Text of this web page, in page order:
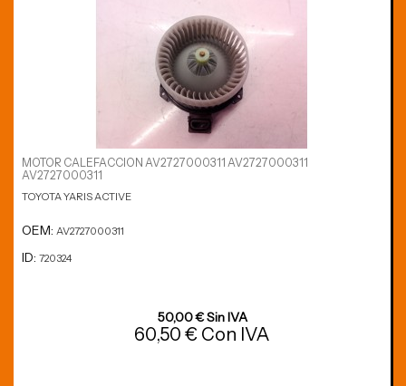
MOTOR CALEFACCION AV2727000311 AV2727000311
AV2727000311
TOYOTA YARIS ACTIVE
OEM: AV2727000311
ID: 720324
50,00 € Sin IVA
60,50 € Con IVA